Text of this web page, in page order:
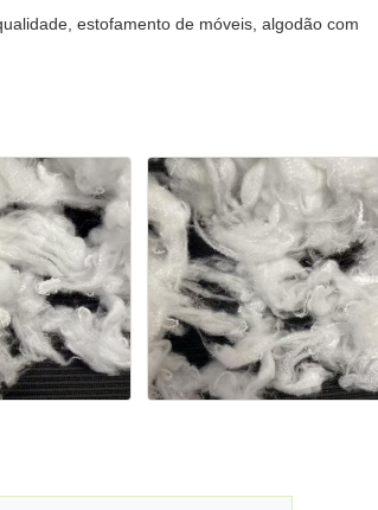
estofamento de móveis, algodão com